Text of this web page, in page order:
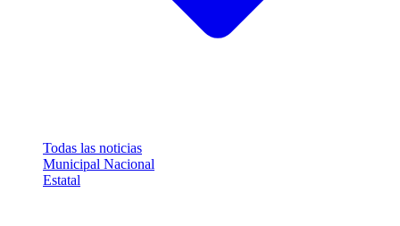
Todas las noticias
Municipal Nacional
Estatal